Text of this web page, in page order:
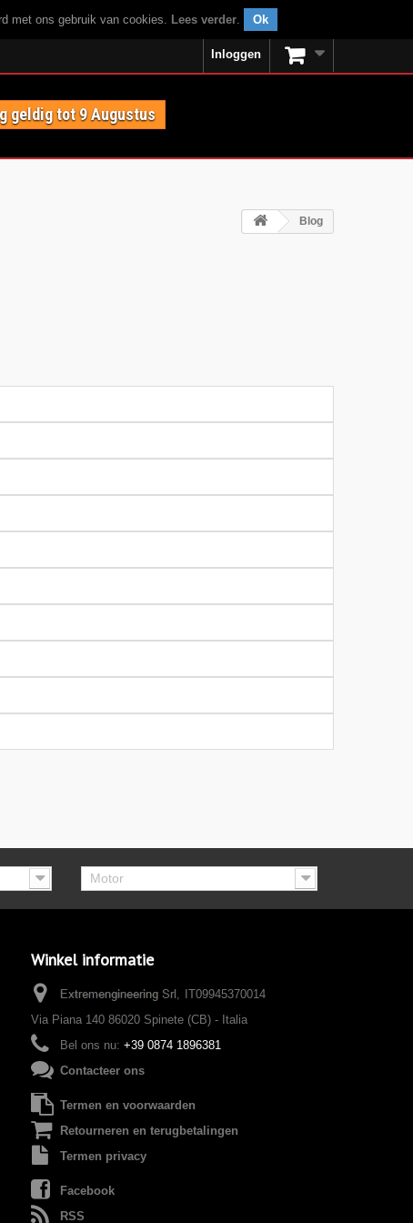
met ons gebruik van cookies. Lees verder. Ok
Inloggen
geldig tot 9 Augustus
Blog
Motor
Winkel informatie
IT09945370014
Via Piana 140 86020 Spinete (CB) - Italia
Bel ons nu: +39 0874 1896381
Contacteer ons
Termen en voorwaarden
Retourneren en terugbetalingen
Termen privacy
Facebook
RSS